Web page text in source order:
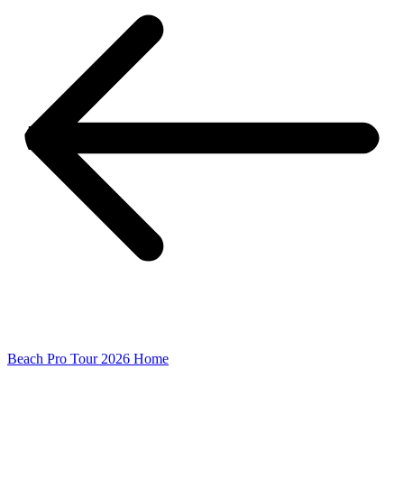
Beach Pro Tour 2026 Home